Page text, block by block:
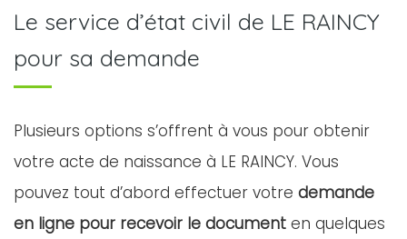
Le service d’état civil de LE RAINCY
pour sa demande
Plusieurs options s’offrent à vous pour obtenir
votre acte de naissance à LE RAINCY. Vous
pouvez tout d’abord effectuer votre demande
en ligne pour recevoir le document en quelques